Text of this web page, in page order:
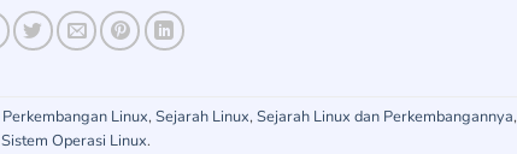
Perkembangan Linux, Sejarah Linux, Sejarah Linux dan Perkembangannya,
Sistem Operasi Linux.